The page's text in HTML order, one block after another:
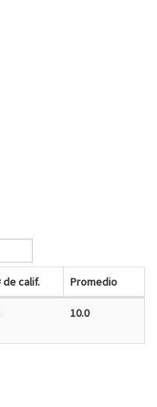
de calif. Promedio
10.0